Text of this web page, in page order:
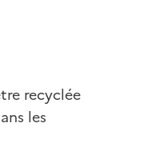
recyclée
les